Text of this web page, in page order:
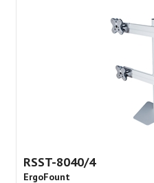
RSST-8040/4
ErgoFount